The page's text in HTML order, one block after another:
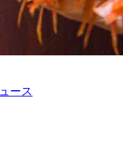
ース